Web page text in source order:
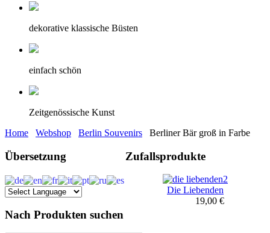
dekorative klassische Büsten
einfach schön
Zeitgenössische Kunst
Home
Webshop Berlin Souvenirs Berliner Bär groß in Farbe
Übersetzung
Nach Produkten suchen
Zufallsprodukte
Die Liebenden
19,00 €